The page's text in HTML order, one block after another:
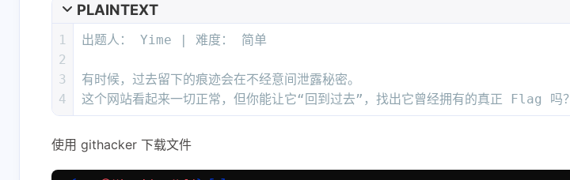
PLAINTEXT
1
2
3
4
出题人： Yime | 难度： 简单
有时候，过去留下的痕迹会在不经意间泄露秘密。
这个网站看起来一切正常，但你能让它“回到过去”，找出它曾经拥有的真正 Flag 吗？
使用 githacker 下载文件